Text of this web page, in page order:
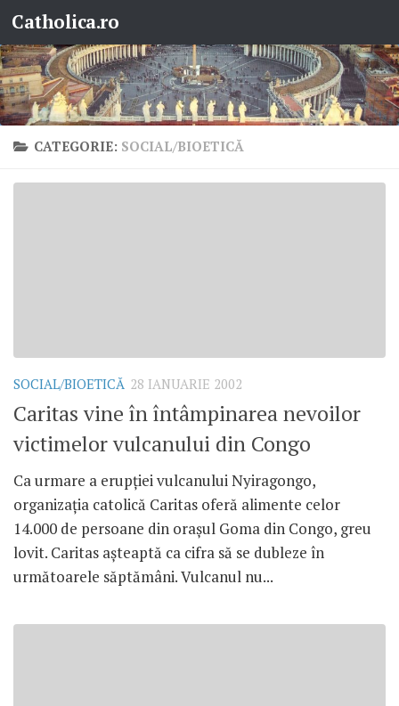
Skip to content
Catholica.ro
CATEGORIE: SOCIAL/BIOETICĂ
SOCIAL/BIOETICĂ 28 IANUARIE 2002
Caritas vine în întâmpinarea nevoilor
victimelor vulcanului din Congo
Ca urmare a erupţiei vulcanului Nyiragongo,
organizaţia catolică Caritas oferă alimente celor
14.000 de persoane din oraşul Goma din Congo, greu
lovit. Caritas aşteaptă ca cifra să se dubleze în
următoarele săptămâni. Vulcanul nu...